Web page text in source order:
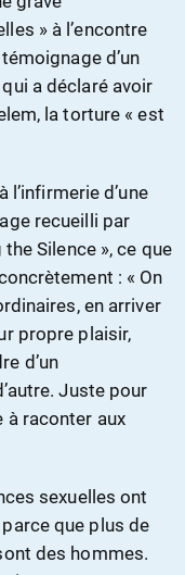
» à l’encontre
d’un
a déclaré avoir
la torture « est
d’une
recueilli par
Silence », ce que
: « On
en arriver
propre plaisir,
d’un
Juste pour
à raconter aux
sexuelles ont
que plus de
des hommes.